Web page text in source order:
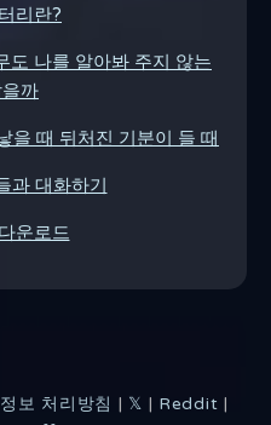
리란?
도 나를 알아봐 주지 않는
까
을 때 뒤처진 기분이 들 때
과 대화하기
운로드
보 처리방침 | 𝕏 | Reddit |